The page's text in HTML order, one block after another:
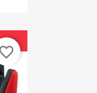
favorite_border